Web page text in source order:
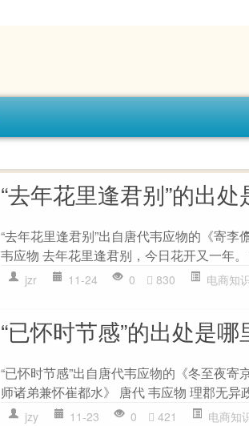
“去年花里逢君别”的出处
“去年花里逢君别”出自唐代韦应物的《寄李
韦应物 去年花里逢君别，今日花开又一年
jzr 11-24 0 830 电商知
“已怀时节感”的出处是哪
“已怀时节感”出自唐代韦应物的《冬至夜寄
师诸弟兼怀崔都水》 唐代 韦应物 理郡无异
jzy 11-23 0 421 电商知